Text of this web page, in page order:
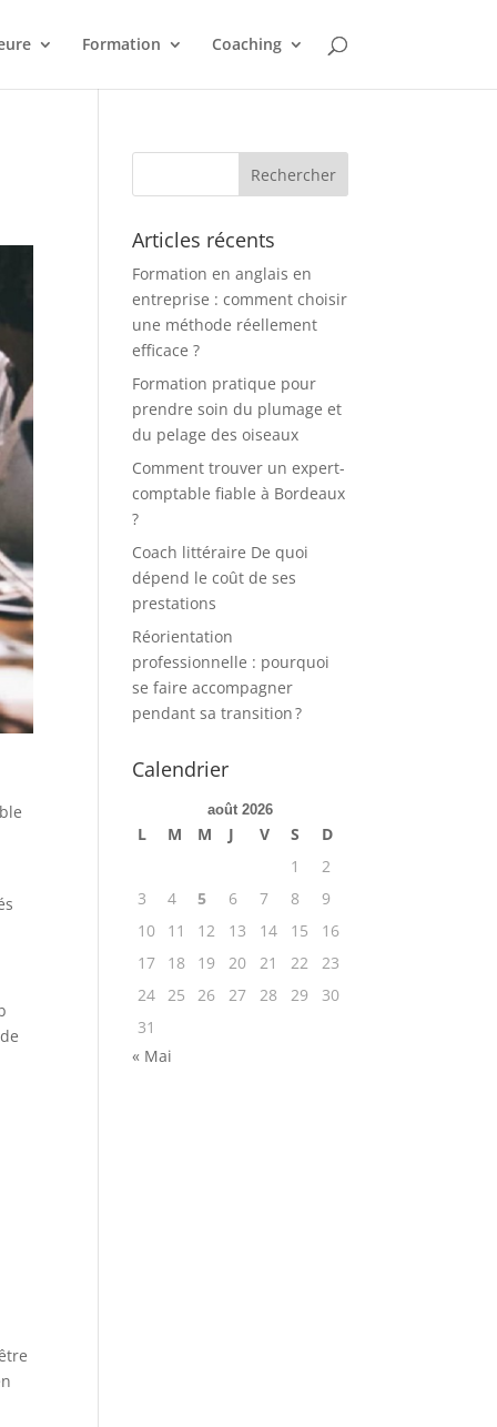
Formation Coaching
Articles récents
Formation en anglais en
entreprise : comment choisir
une méthode réellement
efficace ?
Formation pratique pour
prendre soin du plumage et
du pelage des oiseaux
Comment trouver un expert-
comptable fiable à Bordeaux
?
Coach littéraire De quoi
dépend le coût de ses
prestations
Réorientation
professionnelle : pourquoi
se faire accompagner
pendant sa transition ?
Calendrier
août 2026
L M M J V S
D
1
2
3
4 5 6 7 8
9
10
11 12 13 14 15
16
17
18 19 20 21 22
23
24 25 26 27 28 29
30
31
« Mai